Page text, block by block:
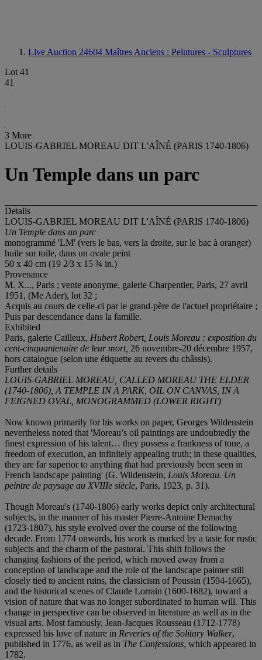
Live Auction 24604 Maîtres Anciens : Peintures - Sculptures
Lot 41
41
3 More
LOUIS-GABRIEL MOREAU DIT L'AÎNÉ (PARIS 1740-1806)
Un Temple dans un parc
Details
LOUIS-GABRIEL MOREAU DIT L'AÎNÉ (PARIS 1740-1806)
Un Temple dans un parc
monogrammé 'LM' (vers le bas, vers la droite, sur le bac à oranger)
huile sur toile, dans un ovale peint
50 x 40 cm (19 2⁄3 x 15 ¾ in.)
Provenance
M. X..., Paris ; vente anonyme, galerie Charpentier, Paris, 27 avril
1951, (Me Ader), lot 32 ;
Acquis au cours de celle-ci par le grand-père de l'actuel propriétaire ;
Puis par descendance dans la famille.
Exhibited
Paris, galerie Cailleux, Hubert Robert, Louis Moreau : exposition du
cent-cinquantenaire de leur mort, 26 novembre-20 décembre 1957,
hors catalogue (selon une étiquette au revers du châssis).
Further details
LOUIS-GABRIEL MOREAU, CALLED MOREAU THE ELDER
(1740-1806), A TEMPLE IN A PARK, OIL ON CANVAS, IN A
FEIGNED OVAL, MONOGRAMMED (LOWER RIGHT)
Now known primarily for his works on paper, Georges Wildenstein
nevertheless noted that 'Moreau’s oil paintings are undoubtedly the
finest expression of his talent… they possess a frankness of tone, a
freedom of execution, an infinitely appealing truth; in these qualities,
they are far superior to anything that had previously been seen in
French landscape painting' (G. Wildenstein, Louis Moreau. Un
peintre de paysage au XVIIIe siècle, Paris, 1923, p. 31).
Though Moreau's (1740-1806) early works depict only architectural
subjects, in the manner of his master Pierre-Antoine Demachy
(1723-1807), his style evolved over the course of the following
decade. From 1774 onwards, his work is marked by a taste for rustic
subjects and the charm of the pastoral. This shift follows the
changing fashions of the period, which moved away from a
conception of landscape and the role of the landscape painter still
closely tied to ancient ruins, the classicism of Poussin (1594-1665),
and the historical scenes of Claude Lorrain (1600-1682), toward a
vision of nature that was no longer subordinated to human will. This
change in perspective can be observed in literature as well as in the
visual arts. Most famously, Jean-Jacques Rousseau (1712-1778)
expressed his love of nature in Reveries of the Solitary Walker,
published in 1776, as well as in The Confessions, which appeared in
1782.